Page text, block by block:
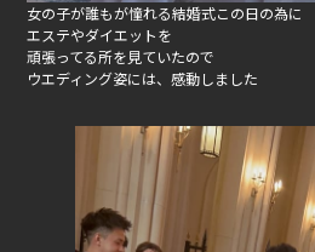
女の子が誰もが憧れる結婚式この日の為に
エステやダイエットを
頑張ってる所を見ていたので
ウエディング姿には、感動しました